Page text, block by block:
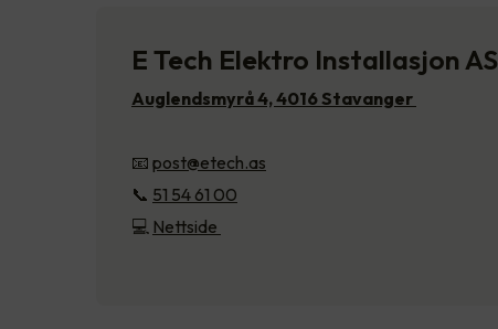
E Tech Elektro Installasjon AS
Auglendsmyrå 4, 4016 Stavanger
📧 post@etech.as
📞 51 54 61 00
💻 Nettside